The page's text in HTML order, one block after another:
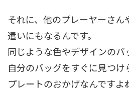
それに、他のプレーヤーさ
遣いにもなるんです。
同じような色やデザインのバ
自分のバッグをすぐに見つけ
プレートのおかげなんですよ